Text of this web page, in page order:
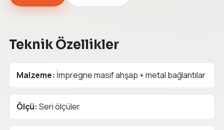
Teknik Özellikler
Malzeme: İmpregne masif ahşap + metal bağlantılar
Ölçü: Seri ölçüler